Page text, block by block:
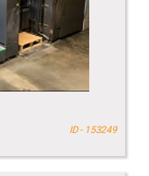
ID - 153249